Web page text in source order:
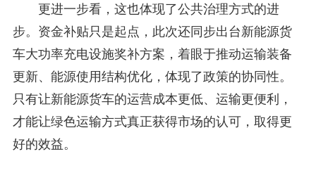
更进一步看，这也体现了公共治理方式的进
步。资金补贴只是起点，此次还同步出台新能源货
车大功率充电设施奖补方案，着眼于推动运输装备
更新、能源使用结构优化，体现了政策的协同性。
只有让新能源货车的运营成本更低、运输更便利，
才能让绿色运输方式真正获得市场的认可，取得更
好的效益。